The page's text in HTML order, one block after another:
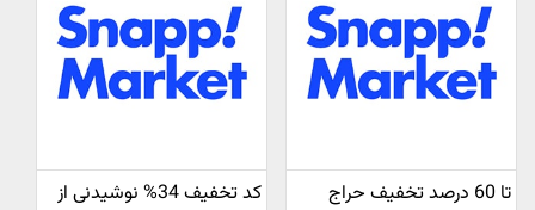
تا 60 درصد تخفیف حراج
کد تخفیف 34% نوشیدنی از